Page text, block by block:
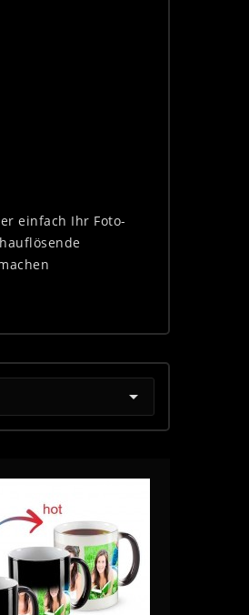
einfach Ihr Foto-
